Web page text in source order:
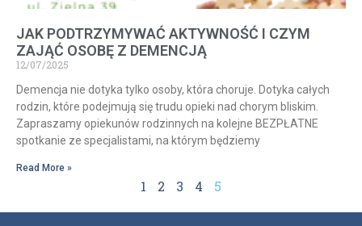
JAK PODTRZYMYWAĆ AKTYWNOŚĆ I CZYM
ZAJĄĆ OSOBĘ Z DEMENCJĄ
12/07/2025
Demencja nie dotyka tylko osoby, która choruje. Dotyka całych
rodzin, które podejmują się trudu opieki nad chorym bliskim.
Zapraszamy opiekunów rodzinnych na kolejne BEZPŁATNE
spotkanie ze specjalistami, na którym będziemy
Read More »
1 2 3 4 5